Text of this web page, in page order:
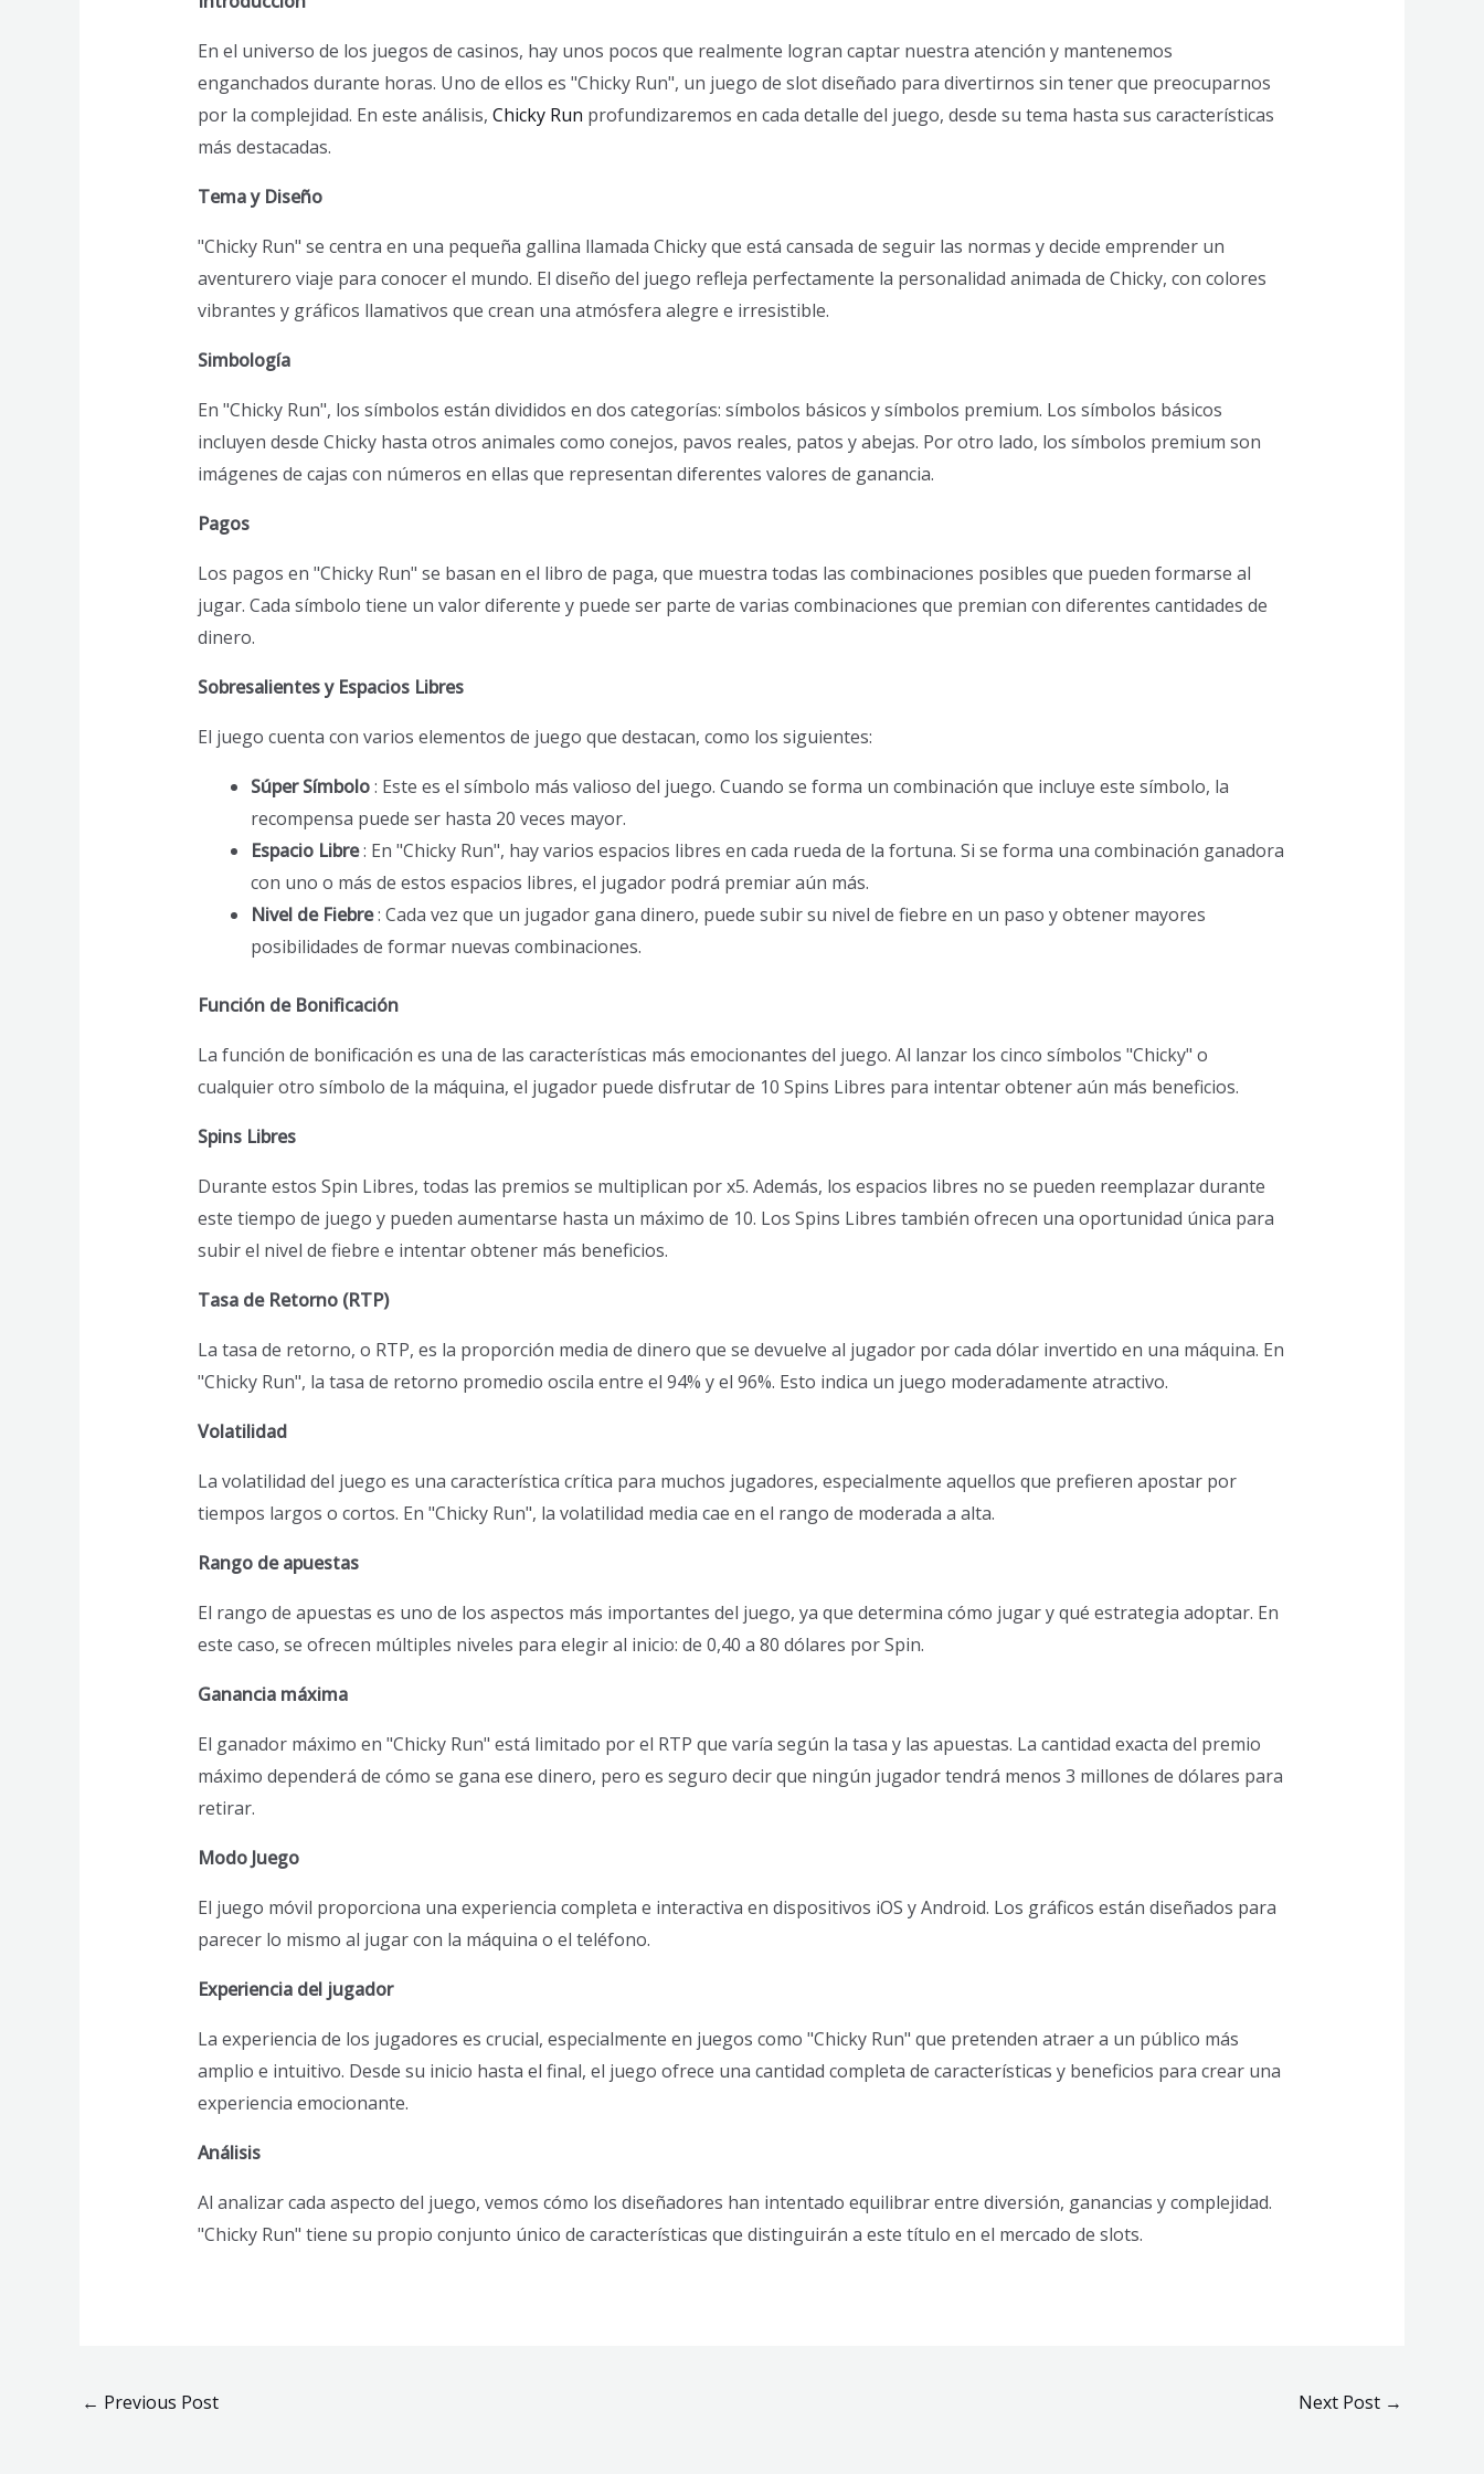
En el universo de los juegos de casinos, hay unos pocos que realmente logran captar nuestra atención y mantenemos
enganchados durante horas. Uno de ellos es "Chicky Run", un juego de slot diseñado para divertirnos sin tener que preocuparnos
por la complejidad. En este análisis, Chicky Run profundizaremos en cada detalle del juego, desde su tema hasta sus características
más destacadas.
Tema y Diseño
"Chicky Run" se centra en una pequeña gallina llamada Chicky que está cansada de seguir las normas y decide emprender un
aventurero viaje para conocer el mundo. El diseño del juego refleja perfectamente la personalidad animada de Chicky, con colores
vibrantes y gráficos llamativos que crean una atmósfera alegre e irresistible.
Simbología
En "Chicky Run", los símbolos están divididos en dos categorías: símbolos básicos y símbolos premium. Los símbolos básicos
incluyen desde Chicky hasta otros animales como conejos, pavos reales, patos y abejas. Por otro lado, los símbolos premium son
imágenes de cajas con números en ellas que representan diferentes valores de ganancia.
Pagos
Los pagos en "Chicky Run" se basan en el libro de paga, que muestra todas las combinaciones posibles que pueden formarse al
jugar. Cada símbolo tiene un valor diferente y puede ser parte de varias combinaciones que premian con diferentes cantidades de
dinero.
Sobresalientes y Espacios Libres
El juego cuenta con varios elementos de juego que destacan, como los siguientes:
Súper Símbolo: Este es el símbolo más valioso del juego. Cuando se forma un combinación que incluye este símbolo, la
recompensa puede ser hasta 20 veces mayor.
Espacio Libre: En "Chicky Run", hay varios espacios libres en cada rueda de la fortuna. Si se forma una combinación ganadora
con uno o más de estos espacios libres, el jugador podrá premiar aún más.
Nivel de Fiebre: Cada vez que un jugador gana dinero, puede subir su nivel de fiebre en un paso y obtener mayores
posibilidades de formar nuevas combinaciones.
Función de Bonificación
La función de bonificación es una de las características más emocionantes del juego. Al lanzar los cinco símbolos "Chicky" o
cualquier otro símbolo de la máquina, el jugador puede disfrutar de 10 Spins Libres para intentar obtener aún más beneficios.
Spins Libres
Durante estos Spin Libres, todas las premios se multiplican por x5. Además, los espacios libres no se pueden reemplazar durante
este tiempo de juego y pueden aumentarse hasta un máximo de 10. Los Spins Libres también ofrecen una oportunidad única para
subir el nivel de fiebre e intentar obtener más beneficios.
Tasa de Retorno (RTP)
La tasa de retorno, o RTP, es la proporción media de dinero que se devuelve al jugador por cada dólar invertido en una máquina. En
"Chicky Run", la tasa de retorno promedio oscila entre el 94% y el 96%. Esto indica un juego moderadamente atractivo.
Volatilidad
La volatilidad del juego es una característica crítica para muchos jugadores, especialmente aquellos que prefieren apostar por
tiempos largos o cortos. En "Chicky Run", la volatilidad media cae en el rango de moderada a alta.
Rango de apuestas
El rango de apuestas es uno de los aspectos más importantes del juego, ya que determina cómo jugar y qué estrategia adoptar. En
este caso, se ofrecen múltiples niveles para elegir al inicio: de 0,40 a 80 dólares por Spin.
Ganancia máxima
El ganador máximo en "Chicky Run" está limitado por el RTP que varía según la tasa y las apuestas. La cantidad exacta del premio
máximo dependerá de cómo se gana ese dinero, pero es seguro decir que ningún jugador tendrá menos 3 millones de dólares para
retirar.
Modo Juego
El juego móvil proporciona una experiencia completa e interactiva en dispositivos iOS y Android. Los gráficos están diseñados para
parecer lo mismo al jugar con la máquina o el teléfono.
Experiencia del jugador
La experiencia de los jugadores es crucial, especialmente en juegos como "Chicky Run" que pretenden atraer a un público más
amplio e intuitivo. Desde su inicio hasta el final, el juego ofrece una cantidad completa de características y beneficios para crear una
experiencia emocionante.
Análisis
Al analizar cada aspecto del juego, vemos cómo los diseñadores han intentado equilibrar entre diversión, ganancias y complejidad.
"Chicky Run" tiene su propio conjunto único de características que distinguirán a este título en el mercado de slots.
← Previous Post Next Post →